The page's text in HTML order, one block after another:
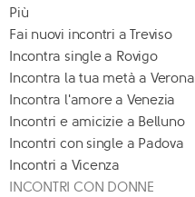
Più
Fai nuovi incontri a Treviso
Incontra single a Rovigo
Incontra la tua metà a Verona
Incontra l'amore a Venezia
Incontri e amicizie a Belluno
Incontri con single a Padova
Incontri a Vicenza
INCONTRI CON DONNE